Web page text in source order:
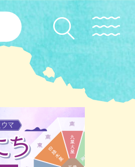
本島中部
先島諸島